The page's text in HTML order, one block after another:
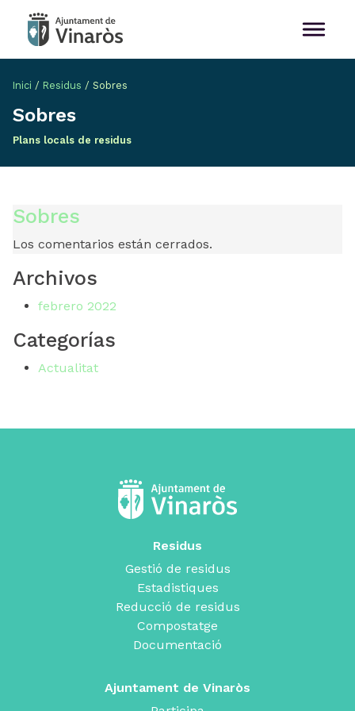
Inici / Residus / Sobres
Sobres
Plans locals de residus
Sobres
Los comentarios están cerrados.
Archivos
febrero 2022
Categorías
Actualitat
Residus
Gestió de residus
Estadistiques
Reducció de residus
Compostatge
Documentació
Ajuntament de Vinaròs